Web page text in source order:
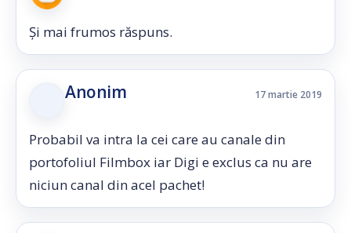
Și mai frumos răspuns.
Anonim 17 martie 2019
Probabil va intra la cei care au canale din
portofoliul Filmbox iar Digi e exclus ca nu are
niciun canal din acel pachet!